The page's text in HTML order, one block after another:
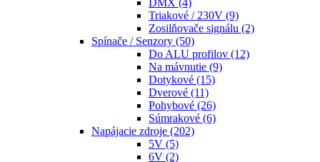
DMX (4)
Triakové / 230V (9)
Zosilňovače signálu (2)
Spínače / Senzory (50)
Do ALU profilov (12)
Na mávnutie (9)
Dotykové (15)
Dverové (11)
Pohybové (26)
Súmrakové (6)
Napájacie zdroje (202)
5V (5)
6V (2)